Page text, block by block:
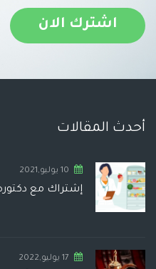
اشترك الان
أحدث المقالات
10 يوليو,2021
إشتراك مع
17 يوليو,2022